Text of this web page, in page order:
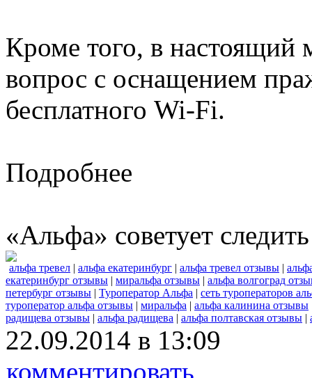
Кроме того, в настоящий
вопрос с оснащением
бесплатного Wi-Fi.
Подробнее
«Альфа» советует
альфа тревел | альфа екатеринбург | альфа тревел отзывы |
екатеринбург отзывы | миральфа отзывы | альфа волгоград
петербург отзывы | Туроператор Альфа | сеть туроператоров
туроператор альфа отзывы | миральфа | альфа калинина отзывы
радищева отзывы | альфа радищева | альфа полтавская отзывы |
22.09.2014 в 13:09
комментировать